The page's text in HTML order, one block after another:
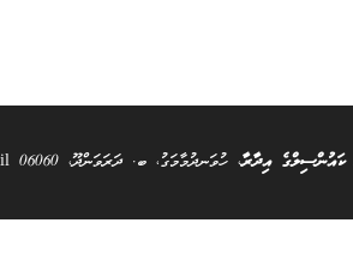
ކައުންސިލްގެ އިދާރާ، ހުވަނދުމާމަގު، ބ. ދަރަވަންދޫ، 06060 All Rights Reserved @ 2025 Dharavandhoo Council